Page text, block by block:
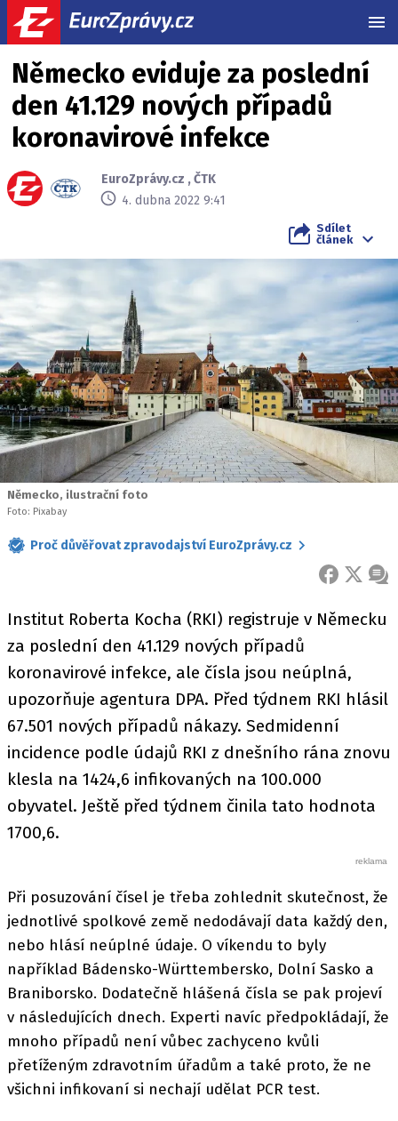
Německo eviduje za poslední
den 41.129 nových případů
koronavirové infekce
EuroZprávy.cz ,ČTK
4. dubna 2022 9:41
Sdílet
článek
Německo, ilustrační foto
Foto: Pixabay
Proč důvěřovat zpravodajství EuroZprávy.cz
FACEBOOK
X
Institut Roberta Kocha (RKI) registruje v Německu
za poslední den 41.129 nových případů
koronavirové infekce, ale čísla jsou neúplná,
upozorňuje agentura DPA. Před týdnem RKI hlásil
67.501 nových případů nákazy. Sedmidenní
incidence podle údajů RKI z dnešního rána znovu
klesla na 1424,6 infikovaných na 100.000
obyvatel. Ještě před týdnem činila tato hodnota
1700,6.
Při posuzování čísel je třeba zohlednit skutečnost, že
jednotlivé spolkové země nedodávají data každý den,
nebo hlásí neúplné údaje. O víkendu to byly
například Bádensko-Württembersko, Dolní Sasko a
Braniborsko. Dodatečně hlášená čísla se pak projeví
v následujících dnech. Experti navíc předpokládají, že
mnoho případů není vůbec zachyceno kvůli
přetíženým zdravotním úřadům a také proto, že ne
všichni infikovaní si nechají udělat PCR test.